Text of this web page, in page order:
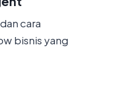
cara
bisnis yang